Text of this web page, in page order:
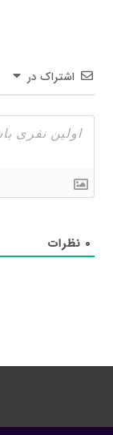
اشتراک در
۰ نظرات